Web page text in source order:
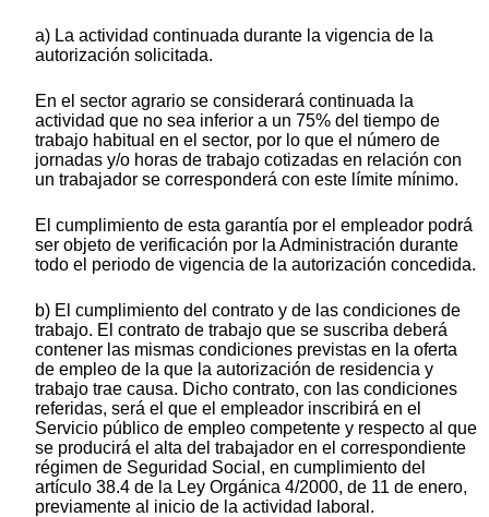
a) La actividad continuada durante la vigencia de la
autorización solicitada.
En el sector agrario se considerará continuada la
actividad que no sea inferior a un 75% del tiempo de
trabajo habitual en el sector, por lo que el número de
jornadas y/o horas de trabajo cotizadas en relación con
un trabajador se corresponderá con este límite mínimo.
El cumplimiento de esta garantía por el empleador podrá
ser objeto de verificación por la Administración durante
todo el periodo de vigencia de la autorización concedida.
b) El cumplimiento del contrato y de las condiciones de
trabajo. El contrato de trabajo que se suscriba deberá
contener las mismas condiciones previstas en la oferta
de empleo de la que la autorización de residencia y
trabajo trae causa. Dicho contrato, con las condiciones
referidas, será el que el empleador inscribirá en el
Servicio público de empleo competente y respecto al que
se producirá el alta del trabajador en el correspondiente
régimen de Seguridad Social, en cumplimiento del
artículo 38.4 de la Ley Orgánica 4/2000, de 11 de enero,
previamente al inicio de la actividad laboral.